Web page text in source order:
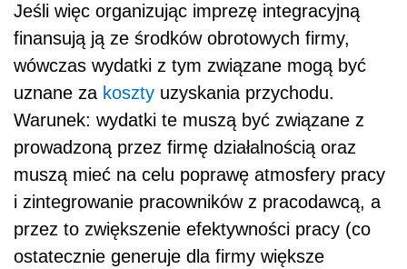
Jeśli więc organizując imprezę integracyjną
finansują ją ze środków obrotowych firmy,
wówczas wydatki z tym związane mogą być
uznane za koszty uzyskania przychodu.
Warunek: wydatki te muszą być związane z
prowadzoną przez firmę działalnością oraz
muszą mieć na celu poprawę atmosfery pracy
i zintegrowanie pracowników z pracodawcą, a
przez to zwiększenie efektywności pracy (co
ostatecznie generuje dla firmy większe